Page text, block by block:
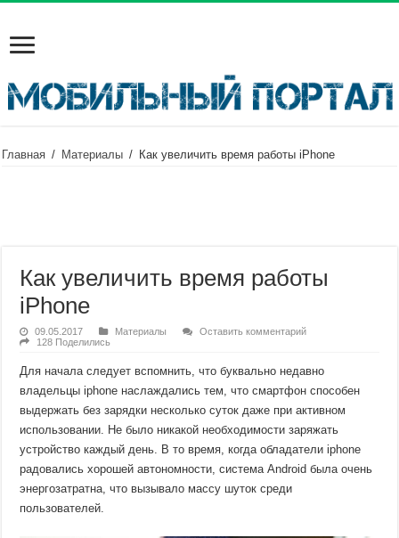
Главная / Материалы / Как увеличить время работы iPhone
Как увеличить время работы
iPhone
09.05.2017 Материалы
Оставить комментарий
128 Поделились
Для начала следует вспомнить, что буквально недавно
владельцы iphone наслаждались тем, что смартфон способен
выдержать без зарядки несколько суток даже при активном
использовании. Не было никакой необходимости заряжать
устройство каждый день. В то время, когда обладатели iphone
радовались хорошей автономности, система Android была очень
энергозатратна, что вызывало массу шуток среди
пользователей.